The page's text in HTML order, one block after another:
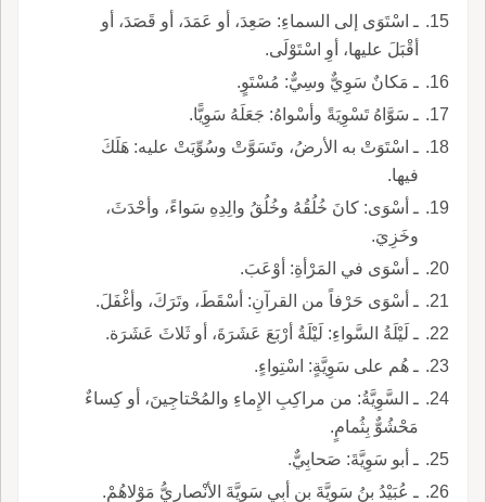
ـ اسْتَوَى إلى السماءِ: صَعِدَ، أو عَمَدَ، أو قَصَدَ، أو
أقْبَلَ عليها، أوِ اسْتَوْلَى.
ـ مَكانٌ سَوِيٌّ وسِيٌّ: مُسْتَوٍ.
ـ سَوَّاهُ تَسْوِيَةً وأسْواهُ: جَعَلَهُ سَوِيًّا.
ـ اسْتَوَتْ به الأرضُ، وتَسَوَّتْ وسُوِّيَتْ عليه: هَلَكَ
فيها.
ـ أسْوَى: كانَ خُلُقُهُ وخُلُقُ والِدِهِ سَواءً، وأحْدَثَ،
وخَزِيَ.
ـ أسْوَى في المَرْأةِ: أوْعَبَ.
ـ أسْوَى حَرْفاً من القرآنِ: أسْقَطَ، وتَرَكَ، وأغْفَلَ.
ـ لَيْلَةُ السَّواءِ: لَيْلَةُ أرْبَعَ عَشَرَةَ، أو ثَلاثَ عَشَرَة.
ـ هُم على سَوِيَّةٍ: اسْتِواءٍ.
ـ السَّوِيَّةُ: من مراكِبِ الإِماءِ والمُحْتاجِينَ، أو كِساءٌ
مَحْشُوٌّ بِثُمامٍ.
ـ أبو سَوِيَّةَ: صَحابِيٌّ.
ـ عُبَيْدُ بنُ سَوِيَّةَ بنِ أبِي سَوِيَّةَ الأنْصارِيُّ مَوْلاهُمْ.